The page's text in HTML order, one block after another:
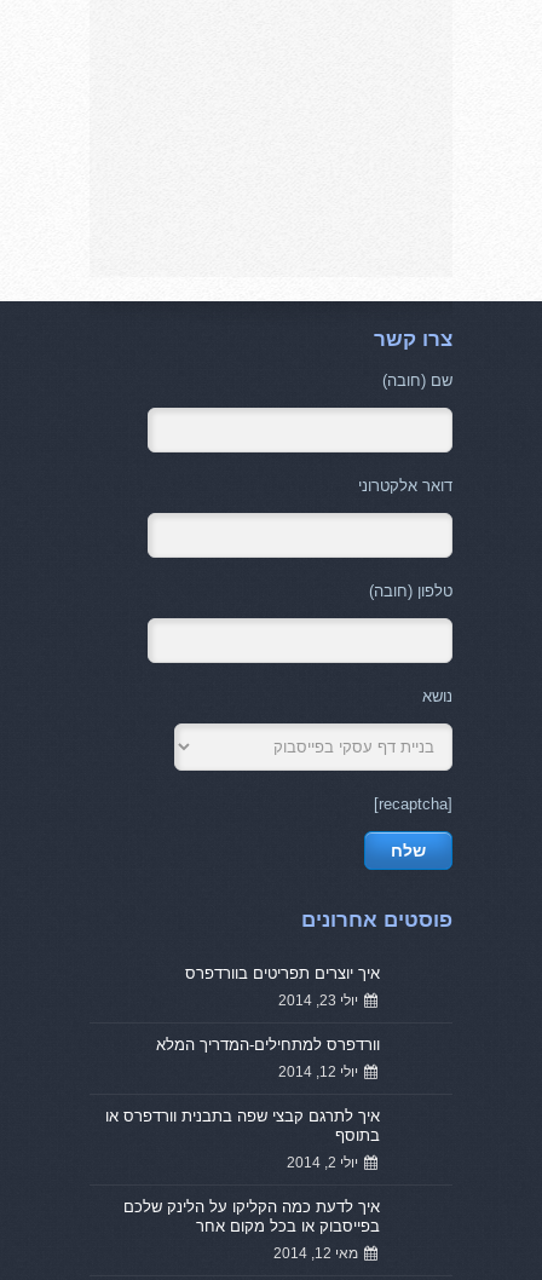
צרו קשר
שם (חובה)
דואר אלקטרוני
טלפון (חובה)
נושא
[recaptcha]
פוסטים אחרונים
איך יוצרים תפריטים בוורדפרס
יולי 23, 2014
וורדפרס למתחילים-המדריך המלא
יולי 12, 2014
איך לתרגם קבצי שפה בתבנית וורדפרס או
בתוסף
יולי 2, 2014
איך לדעת כמה הקליקו על הלינק שלכם
בפייסבוק או בכל מקום אחר
מאי 12, 2014